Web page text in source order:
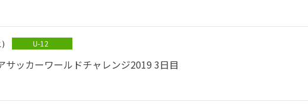
U-12
サッカーワールドチャレンジ2019 3日目